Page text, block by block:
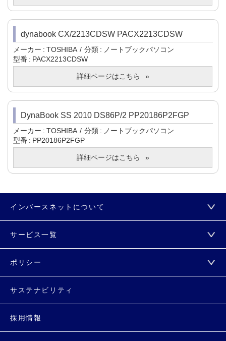
dynabook CX/2213CDSW PACX2213CDSW
メーカー TOSHIBA 分類
ノートブックパソコン
型番
PACX2213CDSW
詳細ページはこちら
DynaBook SS 2010 DS86P/2 PP20186P2FGP
メーカー TOSHIBA 分類
ノートブックパソコン
型番
PP20186P2FGP
詳細ページはこちら
インバースネットについて
サービス一覧
ポリシー
サステナビリティ
採用情報